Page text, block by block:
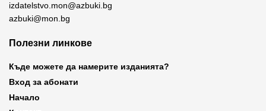
izdatelstvo.mon@azbuki.bg
azbuki@mon.bg
Полезни линкове
Къде можете да намерите изданията?
Вход за абонати
Начало